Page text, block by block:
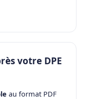
votre DPE
au format PDF